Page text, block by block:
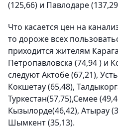
(125,66) и Павлодаре
Что касается цен на
то дороже всех
приходится жителям
Петропавловска (74,94 ) и
следуют Актобе (67,21),
Кокшетау (65,48),
Туркестан(57,75),Семее
Кызылорде(46,42), Атырау
Шымкент (35,13).